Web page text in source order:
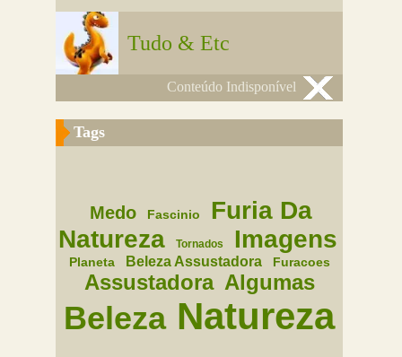
Tudo & Etc
Conteúdo Indisponível
Tags
Medo Fascinio
Furia Da
Natureza
Tornados Imagens
Planeta Beleza Assustadora Furacoes
Assustadora Algumas
Beleza Natureza